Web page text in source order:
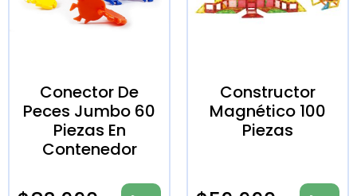
Conector De
Peces Jumbo 60
Piezas En
Contenedor
Constructor
Magnético 100
Piezas